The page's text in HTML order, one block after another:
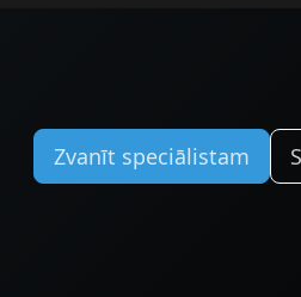
Zvanīt speciālistam